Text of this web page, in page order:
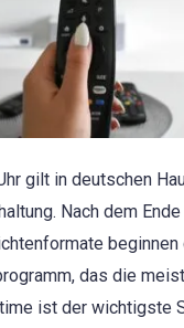
gilt in deutschen
Nach dem
das die
ist der wichtigste